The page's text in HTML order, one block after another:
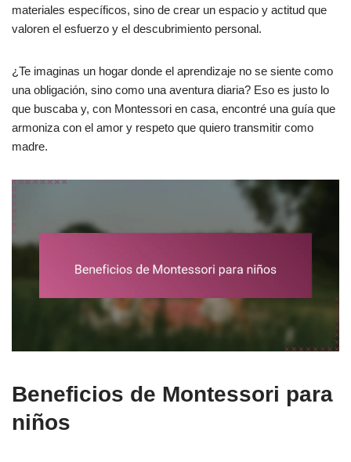
materiales específicos, sino de crear un espacio y actitud que
valoren el esfuerzo y el descubrimiento personal.
¿Te imaginas un hogar donde el aprendizaje no se siente como
una obligación, sino como una aventura diaria? Eso es justo lo
que buscaba y, con Montessori en casa, encontré una guía que
armoniza con el amor y respeto que quiero transmitir como
madre.
Beneficios de Montessori para
niños